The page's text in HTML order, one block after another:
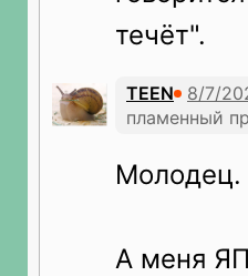
течёт".
TEEN
пламенный
Молодец.
А меня